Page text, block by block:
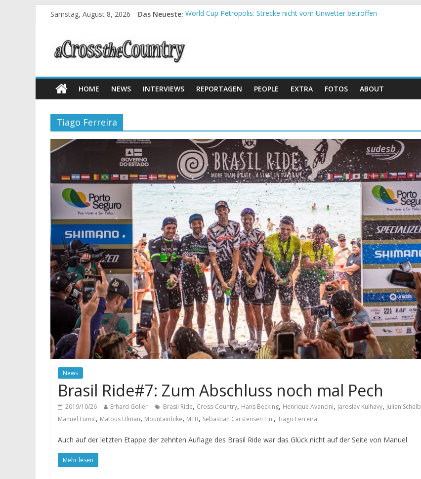
Samstag, August 8, 2026 Das Neueste: World Cup Petropolis: Strecke nicht vom Unwetter betroffen
HOME NEWS INTERVIEWS REPORTAGEN PEOPLE EXTRA FOTOS ABOUT
Tiago Ferreira
News
Brasil Ride#7: Zum Abschluss noch mal Pech
2019/10/26 Erhard Goller Brasil Ride, Cross-Country, Hans Becking, Henrique Avancini, Jaroslav Kulhavy, Julian Schelb
Manuel Fumic, Matous Ulman, Mountainbike, MTB, Sebastian Carstensen Fini, Tiago Ferreira
Auch auf der letzten Etappe der zehnten Auflage des Brasil Ride war das Glück nicht auf der Seite von Manuel
Mehr lesen